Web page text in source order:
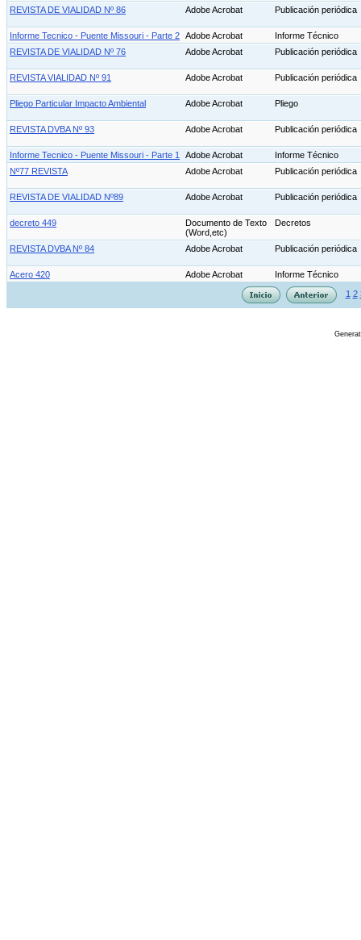
REVISTA DE VIALIDAD Nº 86 Adobe Acrobat Publicación periódica
Informe Tecnico - Puente Missouri - Parte 2 Adobe Acrobat
Informe Técnico
REVISTA DE VIALIDAD Nº 76
Adobe Acrobat Publicación periódica
REVISTA VIALIDAD Nº 91 Adobe Acrobat Publicación periódica
Pliego Particular Impacto Ambiental Adobe Acrobat Pliego
REVISTA DVBA Nº 93 Adobe Acrobat Publicación periódica
Informe Tecnico - Puente Missouri - Parte 1 Adobe Acrobat
Informe Técnico
Nº77 REVISTA
Adobe Acrobat Publicación periódica
REVISTA DE VIALIDAD Nº89 Adobe Acrobat Publicación periódica
decreto 449
Documento de Texto
(Word,etc)
Decretos
REVISTA DVBA Nº 84 Adobe Acrobat Publicación periódica
Acero 420 Adobe Acrobat Informe Técnico
1 2